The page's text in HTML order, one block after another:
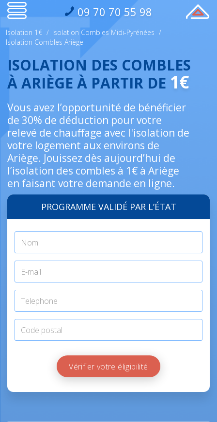
09 70 70 55 98
Isolation 1€ / Isolation Combles Midi-Pyrénées /
Isolation Combles Ariège
ISOLATION DES COMBLES
À ARIÈGE À PARTIR DE 1€
Vous avez l’opportunité de bénéficier
de 30% de déduction pour votre
relevé de chauffage avec l'isolation de
votre logement aux environs de
Ariège. Jouissez dès aujourd’hui de
l’isolation des combles à 1€ à Ariège
en faisant votre demande en ligne.
PROGRAMME VALIDÉ PAR L’ÉTAT
Vérifier votre éligibilité